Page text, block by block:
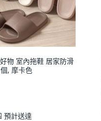
物 室內拖鞋 居家防滑
, 摩卡色
預計送達